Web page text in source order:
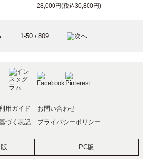
28,000円(税込30,800円)
1-50 / 809
用ガイド
お問い合わせ
づく表記
プライバシーポリシー
PC版